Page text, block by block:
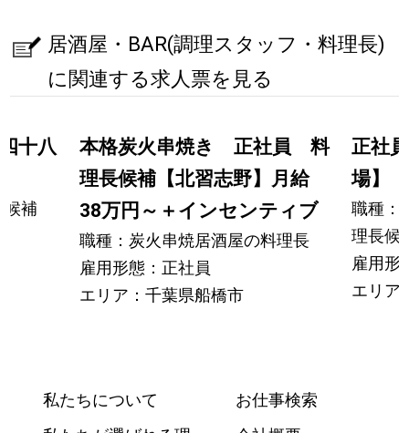
居酒屋・BAR(調理スタッフ・料理長)
に関連する求人票を見る
十八
候補
本格炭火串焼き 正社員 料
理長候補【北習志野】月給
38万円～＋インセンティブ
職種：炭火串焼居酒屋の料理長
雇用形態：正社員
エリア：千葉県船橋市
正社
場】
職種：
理長候
雇用形
エリア
私たちについて
お仕事検索